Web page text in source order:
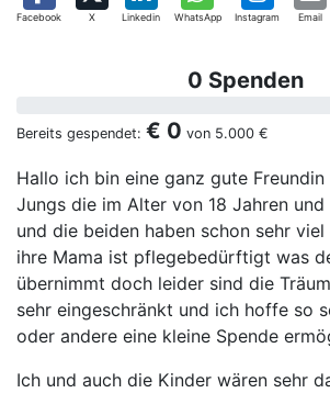
Facebook X Linkedin WhatsApp Instagram Email
0 Spenden
Bereits gespendet: € 0 von 5.000 €
Hallo ich bin eine ganz gute
Jungs die im Alter von 18 Jahren und
und die beiden haben schon sehr
ihre Mama ist pflegebedürftigt was
übernimmt doch leider sind die
sehr eingeschränkt und ich hoffe so
oder andere eine kleine Spende
Ich und auch die Kinder wären sehr